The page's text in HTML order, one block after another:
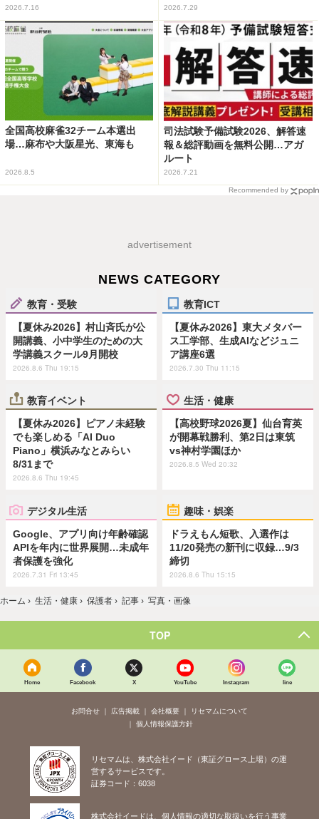
2026.7.16 2026.7.29
全国高校麻雀32チーム本選出
場…麻布や大阪星光、東海も
2026.8.5
司法試験予備試験2026、解答速
報＆総評動画を無料公開…アガ
ルート
2026.7.21
Recommended by
advertisement
NEWS CATEGORY
教育・受験
【夏休み2026】村山斉氏が公
開講義、小中学生のための大
学講義スクール9月開校
2026.8.6 Thu 19:15
教育ICT
【夏休み2026】東大メタバー
ス工学部、生成AIなどジュニ
ア講座6選
2026.7.30 Thu 11:15
教育イベント
【夏休み2026】ピアノ未経験
でも楽しめる「AI Duo
Piano」横浜みなとみらい
8/31まで
2026.8.6 Thu 19:45
生活・健康
【高校野球2026夏】仙台育英
が開幕戦勝利、第2日は東筑
vs神村学園ほか
2026.8.5 Wed 20:32
デジタル生活
Google、アプリ向け年齢確認
APIを年内に世界展開…未成年
者保護を強化
2026.7.31 Fri 13:45
趣味・娯楽
ドラえもん短歌、入選作は
11/20発売の新刊に収録…9/3
締切
2026.8.6 Thu 15:15
ホーム › 生活・健康 › 保護者 › 記事 › 写真・画像
TOP
Home Facebook X YouTube Instagram line
お問合せ 広告掲載 会社概要
リセマムについて
個人情報保護方針
リセマムは、株式会社イード（東証グロース上場）の運
営するサービスです。
証券コード：6038
株式会社イードは、個人情報の適切な取扱いを行う事業